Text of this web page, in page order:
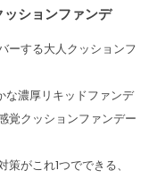
ションファンデ
ーする大人クッションフ
な濃厚リキッドファンデ
覚クッションファンデー
がこれ1つでできる、